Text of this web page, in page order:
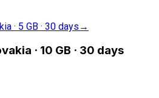
· 5 GB · 30 days →
· 10 GB · 30 days